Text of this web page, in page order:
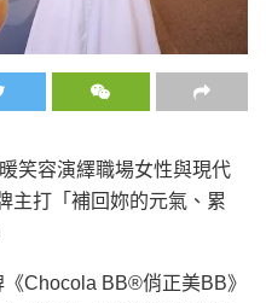
笑容演繹職場女性與現代
主打「補回妳的元氣、累
《Chocola BB®俏正美BB》